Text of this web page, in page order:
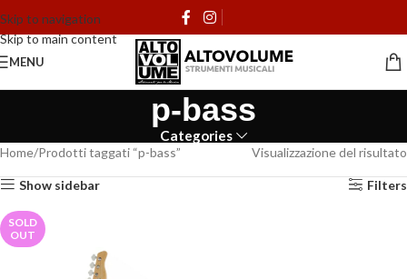
Skip to navigation
Skip to main content
MENU
p-bass
Categories
Home Prodotti taggati “p-bass” Visualizzazione del risultato
Show sidebar Filters
SOLD
OUT